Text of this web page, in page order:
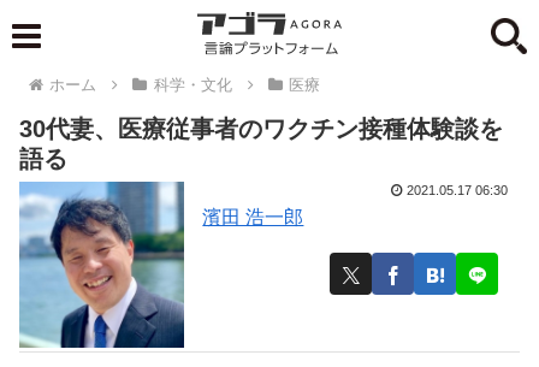
ホーム 科学・文化 医療
30代妻、医療従事者のワクチン接種体験談を
語る
濱田 浩一郎
2021.05.17 06:30